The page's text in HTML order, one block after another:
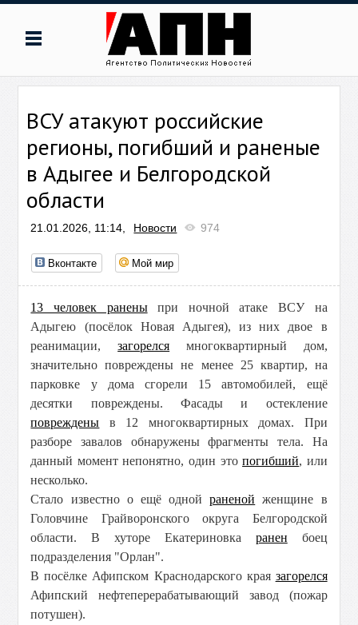
ВСУ атакуют российские
регионы, погибший и раненые
в Адыгее и Белгородской
области
21.01.2026, 11:14, Новости 974
Вконтакте Мой мир
13 человек раненыпри ночной атаке ВСУ на
Адыгею (посёлок Новая Адыгея), из них двое в
реанимации,загорелся многоквартирный дом,
значительно повреждены не менее 25 квартир, на
парковке у дома сгорели 15 автомобилей, ещё
десятки повреждены. Фасады и остекление
повреждены в 12 многоквартирных домах. При
разборе завалов обнаружены фрагменты тела. На
данный момент непонятно, один этопогибший, или
несколько.
Стало известно о ещё однойраненой женщине в
Головчине Грайворонского округа Белгородской
области. В хуторе Екатериновка ранен боец
подразделения "Орлан".
В посёлке Афипском Краснодарского края загорелся
Афипский нефтеперерабатывающий завод (пожар
потушен).